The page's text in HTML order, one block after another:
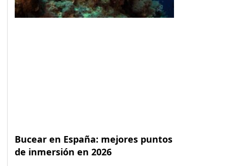
Bucear en España: mejores puntos
de inmersión en 2026